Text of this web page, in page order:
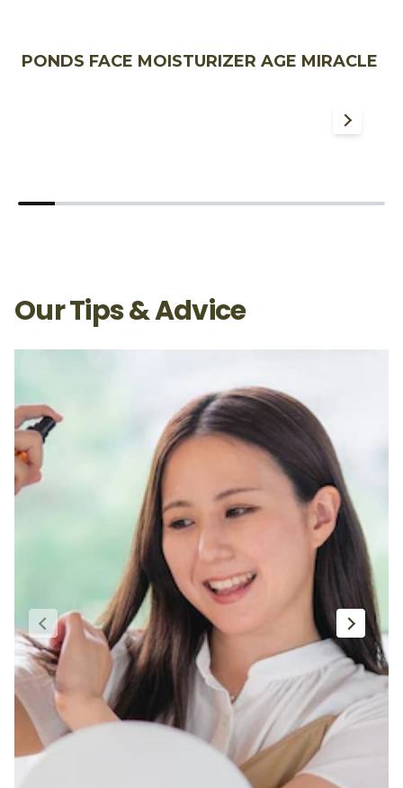
PONDS FACE MOISTURIZER AGE MIRACLE
Our Tips & Advice